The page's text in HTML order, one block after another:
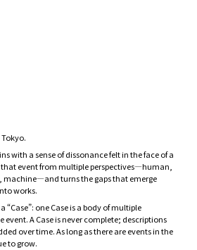
with a sense of dissonance felt in the face of a
that event from multiple perspectives—human,
turns the gaps that emerge
works.
“Case”: one Case is a body of multiple
A Case is never complete; descriptions
over time. As long as there are events in the
to grow.